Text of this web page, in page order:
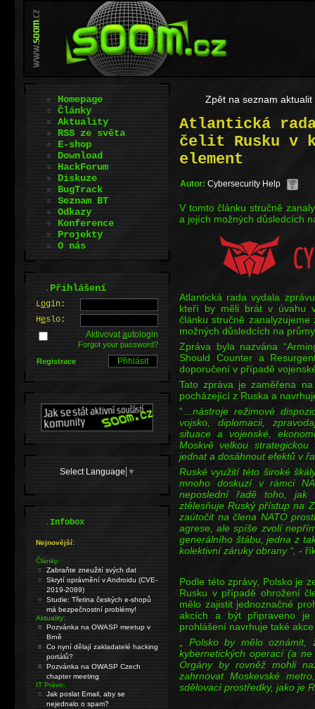
Zpět na seznam aktualit
Atlantická
čelit Rusku v
element
Autor: Cybersecurity Help
V tomto článku stručně
a jejích možných důsledcích
Atlantická rada vydala
kteří by měli brát v úvahu
článku stručně
možných důsledcích na
Zpráva byla nazvána
Should Counter a
doporučení v případě
Tato zpráva je zaměřena
pocházející z Ruska a
“…nástroje režimové
vojsko, diplomacii,
situace a vojenské,
Moskvě velkou
jednat a dosáhnout efektů v
Ruské využití této široké
mnoho doskuzí v rámci
neposlední řadě toho, jak
ztělesňuje Ruský přístup na
zaútočit na člena NATO
agrese, ale spíše zvolí
generálního štábu, jedna z
kolektivní záruky obrany “, -
Podle této zprávy, Polsko je
Rusku v případě ohrožení
mělo zajistit jednoznačné
akcích a být připraveno je
prohlášení navrhuje také
„ Polsko by mělo oznámit,
kybernetických operací (a
Orgány by rovněž mohli
zahrnovat Moskevské
sdělovací prostředky, jako je
Homepage
Články
Aktuality
RSS ze světa
E-shop
Download
HackForum
Diskuze
BugTrack
Seznam BT
Odkazy
Konference
Projekty
O nás
.Přihlášení
Login:
Heslo:
Aktivovatautologin
Forgot your password?
Registrace
Select Language ▼
.Infobox
Nejnovější:
Články:
Zabraňte zneužití svých dat
Skrytí oprávnění v Androidu (CVE-
2019-2089)
Studie: Třetina českých e-shopů
má bezpečnostní problémy!
Aktuality:
Pozvánka na OWASP meetup v
Brně
Co nyní dělají zakladatelé hacking
portálů?
Pozvánka na OWASP Czech
chapter meeting
IT Právo:
Jak poslat Email, aby se
nejednalo o spam?